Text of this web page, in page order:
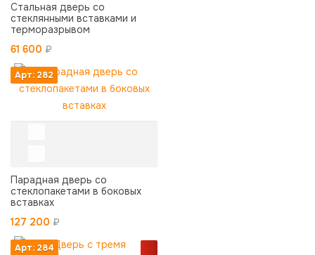
Стальная дверь со
стеклянными вставками и
терморазрывом
61 600 ₽
Арт: 282
Парадная дверь со
стеклопакетами в боковых
вставках
127 200 ₽
Арт: 284